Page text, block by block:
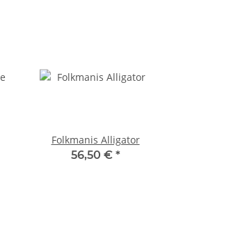
Folkmanis Alligator
56,50 € *